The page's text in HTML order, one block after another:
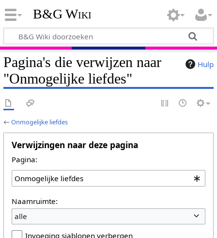
B&G Wiki
Hulp
Pagina's die verwijzen naar
"Onmogelijke liefdes"
←Onmogelijke liefdes
Verwijzingen naar deze pagina
Pagina:
Naamruimte:
alle
Invoeging sjablonen verbergen